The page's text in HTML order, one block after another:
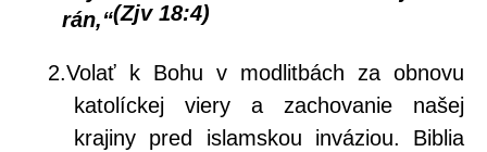
rán,“(Zjv 18:4)
2.Volať k Bohu v modlitbách za obnovu
katolíckej viery a zachovanie našej
krajiny pred islamskou inváziou. Biblia